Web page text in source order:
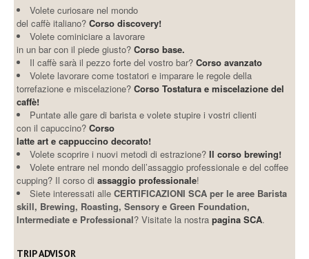
Volete curiosare nel mondo
del caffè italiano? Corso discovery!
Volete cominiciare a lavorare
in un bar con il piede giusto? Corso base.
Il caffè sarà il pezzo forte del vostro bar?Corso avanzato
Volete lavorare come tostatori e imparare le regole della
torrefazione e miscelazione?Corso Tostatura e miscelazione del
caffè!
Puntate alle gare di barista e volete stupire i vostri clienti
con il capuccino?Corso
latte art e cappuccino decorato!
Volete scoprire i nuovi metodi di estrazione?Il corso brewing!
Volete entrare nel mondo dell’assaggio professionale e del coffee
cupping? Il corso diassaggio professionale!
Siete interessati alleCERTIFICAZIONI SCA per le aree Barista
skill, Brewing, Roasting, Sensory e Green Foundation,
Intermediate e Professional? Visitate la nostrapagina SCA.
TRIP ADVISOR